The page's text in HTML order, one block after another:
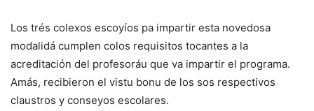
Los trés colexos escoyíos pa impartir esta novedosa
modalidá cumplen colos requisitos tocantes a la
acreditación del profesoráu que va impartir el programa.
Amás, recibieron el vistu bonu de los sos respectivos
claustros y conseyos escolares.